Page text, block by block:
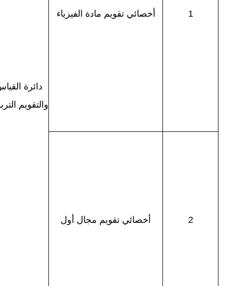
1 أخصائي تقويم مادة الفيزياء
دائرة
والتقويم
2 أخصائي تقويم مجال أول